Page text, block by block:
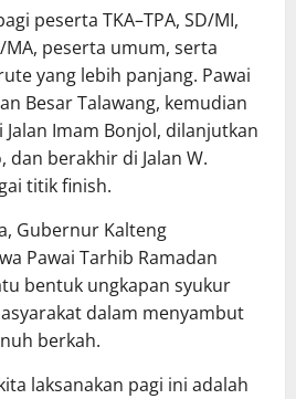
peserta TKA–TPA, SD/MI,
MA, peserta umum, serta
yang lebih panjang. Pawai
Besar Talawang, kemudian
Imam Bonjol, dilanjutkan
dan berakhir di Jalan W.
titik finish.
Gubernur Kalteng
Pawai Tarhib Ramadan
bentuk ungkapan syukur
dalam menyambut
berkah.
laksanakan pagi ini adalah